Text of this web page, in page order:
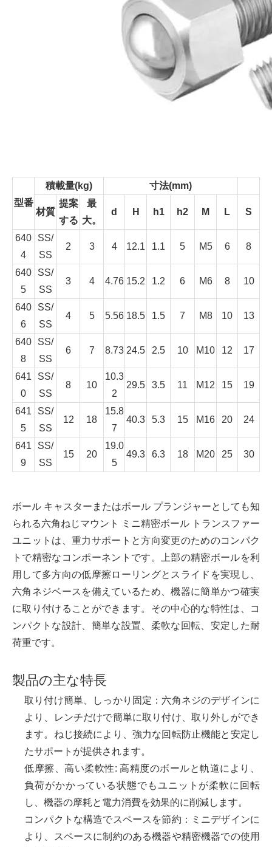
型番
積載量(kg) 寸法(mm)
材質
提案
する
最
大。
d H h1 h2 M L S
640
4
SS/
SS
2 3 4 12.1 1.1 5 M5 6 8
640
5
SS/
SS
3 4 4.76 15.2 1.2 6 M6 8 10
640
6
SS/
SS
4 5 5.56 18.5 1.5 7 M8 10 13
640
8
SS/
SS
6 7 8.73 24.5 2.5 10 M10 12 17
641
0
SS/
SS
8 10
10.3
2
29.5 3.5 11 M12 15 19
641
5
SS/
SS
12 18
15.8
7
40.3 5.3 15 M16 20 24
641
9
SS/
SS
15 20
19.0
5
49.3 6.3 18 M20 25 30
ボール キャスターまたはボール プランジャーとしても知
られる六角ねじマウント ミニ精密ボール トランスファー
ユニットは、重力サポートと方向変更のためのコンパク
トで精密なコンポーネントです。上部の精密ボールを利
用して多方向の低摩擦ローリングとスライドを実現し、
六角ネジベースを備えているため、機器に簡単かつ確実
に取り付けることができます。その中心的な特性は、コ
ンパクトな設計、簡単な設置、柔軟な回転、安定した耐
荷重です。
製品の主な特長
取り付け簡単、しっかり固定：六角ネジのデザインに
より、レンチだけで簡単に取り付け、取り外しができ
ます。ねじ接続により、強力な回転防止機能と安定し
たサポートが提供されます。
低摩擦、高い柔軟性: 高精度のボールと軌道により、
負荷がかかっている状態でもユニットが柔軟に回転
し、機器の摩耗と電力消費を効果的に削減します。
コンパクトな構造でスペースを節約：ミニデザインに
より、スペースに制約のある機器や精密機器での使用